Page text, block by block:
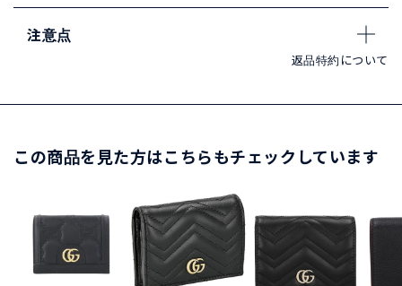
注意点
返品特約について
この商品を見た方はこちらもチェックしています